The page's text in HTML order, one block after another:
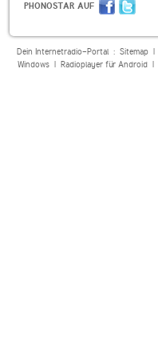
PHONOSTAR AUF
Dein Internetradio-Portal : Sitemap|
Windows| Radioplayer für Android|